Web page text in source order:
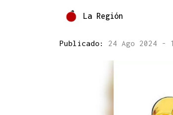
La Región
Publicado: 24 Ago 2024 -